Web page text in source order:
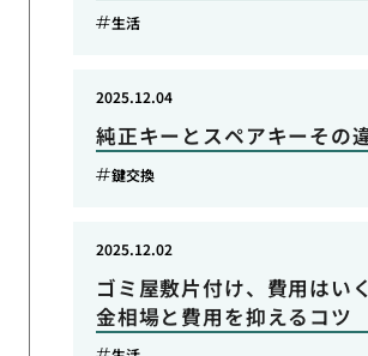
生活
純正キーとスペアキーその
2025.12.04
鍵交換
ゴミ屋敷片付け、費用はい
金相場と費用を抑えるコツ
2025.12.02